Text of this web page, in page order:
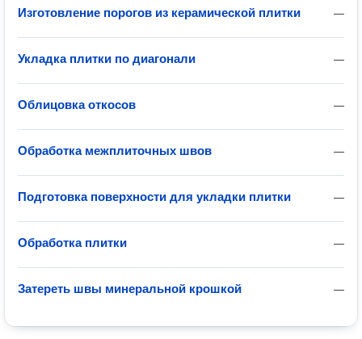
—
Изготовление порогов из керамической плитки
—
Укладка плитки по диагонали
—
Облицовка откосов
—
Обработка межплиточных швов
—
Подготовка поверхности для укладки плитки
—
Обработка плитки
—
Затереть швы минеральной крошкой